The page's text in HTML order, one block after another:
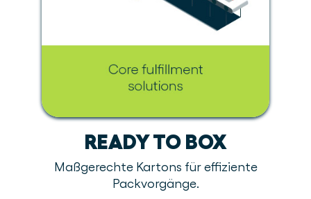
READY TO BOX
Maßgerechte Kartons für effiziente
Packvorgänge.